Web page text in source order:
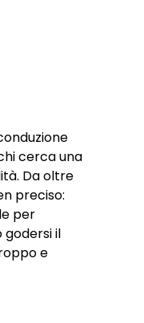
cerca una
. Da oltre
preciso:
per
godersi il
e